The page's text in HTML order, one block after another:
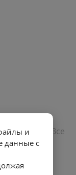
Все
жизни,
и
данные с